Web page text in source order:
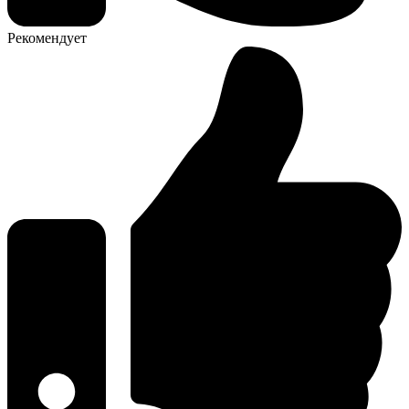
Рекомендует